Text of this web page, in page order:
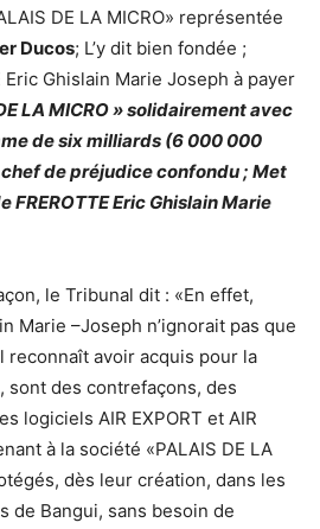
DE LA MICRO» représentée
Ducos; L’y dit bien fondée ;
Eric Ghislain Marie Joseph à payer
LA MICRO » solidairement avec
de six milliards (6 000 000
de préjudice confondu ; Met
FREROTTE Eric Ghislain Marie
le Tribunal dit : «En effet,
Marie –Joseph n’ignorait pas que
reconnaît avoir acquis pour la
sont des contrefaçons, des
logiciels AIR EXPORT et AIR
à la société «PALAIS DE LA
dès leur création, dans les
de Bangui, sans besoin de